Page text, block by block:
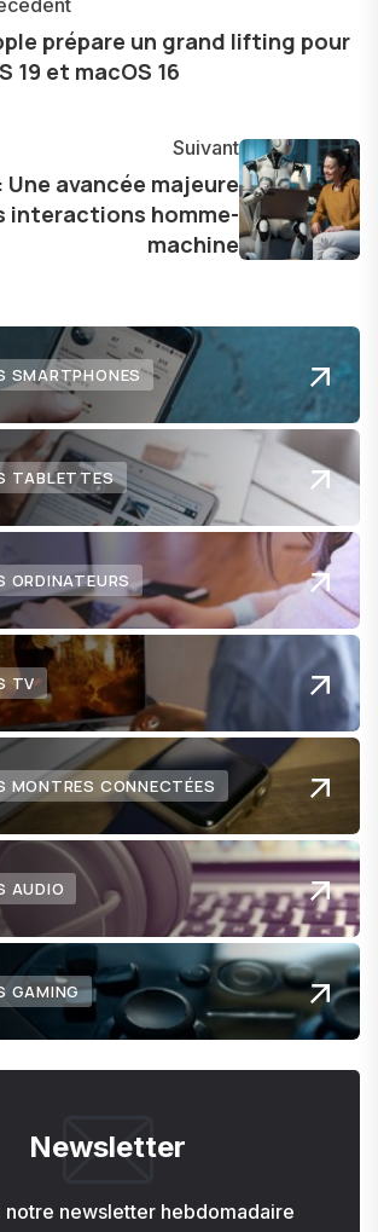
travail consiste également à
sur l'impact de la
notre vie quotidienne et à
prépare un grand lifting pour
19 et macOS 16
Suivant
Une avancée majeure
interactions homme-
machine
SMARTPHONES
TABLETTES
TV
MONTRES CONNECTÉES
AUDIO
GAMING
Newsletter
notre newsletter hebdomadaire